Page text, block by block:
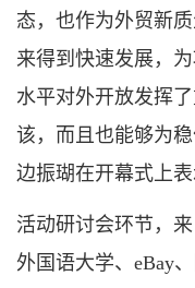
态，也作为外贸新
来得到快速发展，
水平对外开放发挥
该，而且也能够为
边振瑚在开幕式上表
活动研讨会环节，
外国语大学、eBay